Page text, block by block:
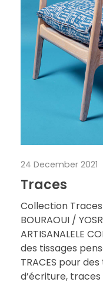
24 December 2021
Traces
Collection
BOURAOUI /
ARTISANALELE
des tissages
TRACES pour
d’écriture, traces